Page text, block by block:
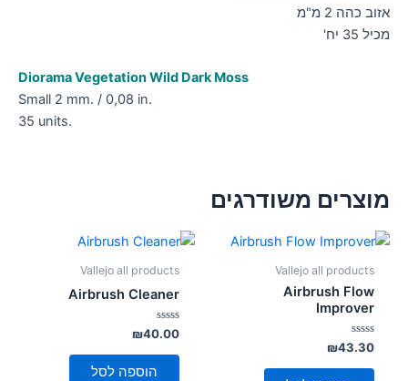
אזוב כהה 2 מ"מ
מכיל 35 יח'
Diorama Vegetation Wild Dark Moss
Small 2 mm. / 0,08 in.
35 units.
מוצרים משודרגים
Vallejo all products
Airbrush Flow
Improver
דורג
0
מתוך
₪43.30
Vallejo all products
Airbrush Cleaner
דורג
0
מתוך
₪40.00
הוספה לסל